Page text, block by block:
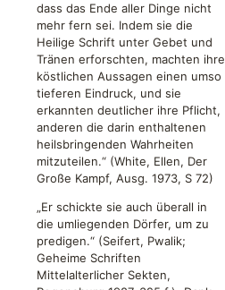
dass das Ende aller Dinge nicht
mehr fern sei. Indem sie die
Heilige Schrift unter Gebet und
Tränen erforschten, machten ihre
köstlichen Aussagen einen umso
tieferen Eindruck, und sie
erkannten deutlicher ihre Pflicht,
anderen die darin enthaltenen
heilsbringenden Wahrheiten
mitzuteilen.“ (White, Ellen, Der
Große Kampf, Ausg. 1973, S 72)
„Er schickte sie auch überall in
die umliegenden Dörfer, um zu
predigen.“ (Seifert, Pwalik;
Geheime Schriften
Mittelalterlicher Sekten,